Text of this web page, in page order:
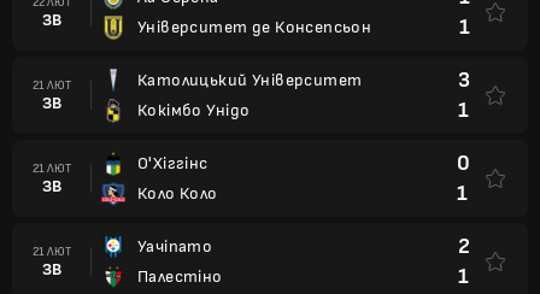
ЗВ
Університет де Консепсьон
1
21 ЛЮТ
ЗВ
Католицький Університет
Кокімбо Унідо
3
1
21 ЛЮТ
ЗВ
О'Хіггінс
Коло Коло
0
1
21 ЛЮТ
ЗВ
Уачіпато
Палестіно
2
1